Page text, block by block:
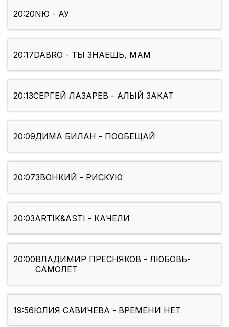
20:20NЮ - АУ
20:17DABRO - ТЫ ЗНАЕШЬ, МАМ
20:13СЕРГЕЙ ЛАЗАРЕВ - АЛЫЙ ЗАКАТ
20:09ДИМА БИЛАН - ПООБЕЩАЙ
20:07ЗВОНКИЙ - РИСКУЮ
20:03ARTIK&ASTI - КАЧЕЛИ
20:00ВЛАДИМИР ПРЕСНЯКОВ - ЛЮБОВЬ-
САМОЛЕТ
19:56ЮЛИЯ САВИЧЕВА - ВРЕМЕНИ НЕТ